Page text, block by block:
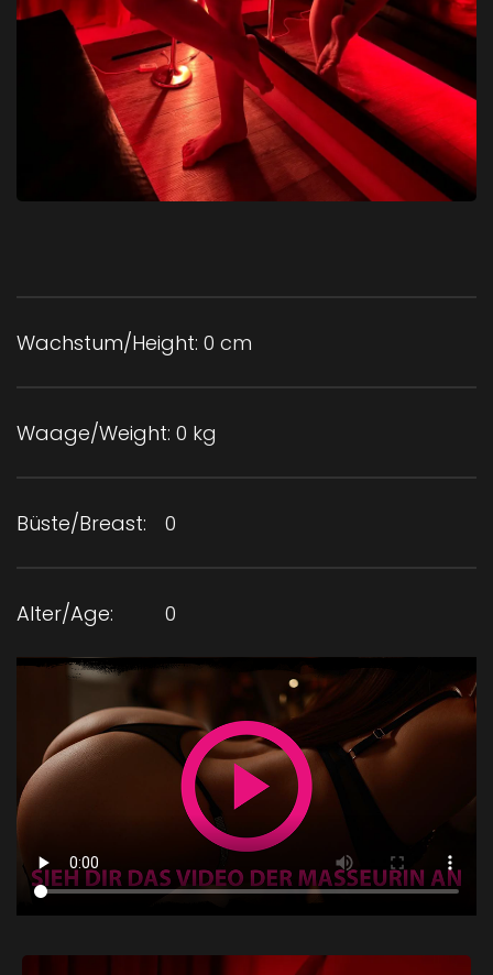
Wachstum/Height: 0 cm
Waage/Weight: 0 kg
Büste/Breast: 0
Alter/Age: 0